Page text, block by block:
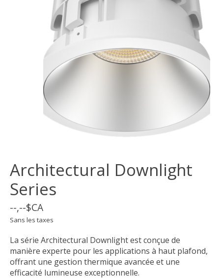
Architectural Downlight
Series
--,--$CA
Sans les taxes
La série Architectural Downlight est conçue de
manière experte pour les applications à haut plafond,
offrant une gestion thermique avancée et une
efficacité lumineuse exceptionnelle.